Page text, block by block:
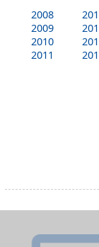
2008
2009
2010
2011